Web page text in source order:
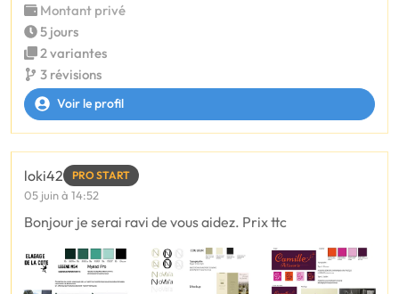
Montant privé
5 jours
2 variantes
3 révisions
Voir le profil
loki42 PRO START
05 juin à 14:52
Bonjour je serai ravi de vous aidez. Prix ttc